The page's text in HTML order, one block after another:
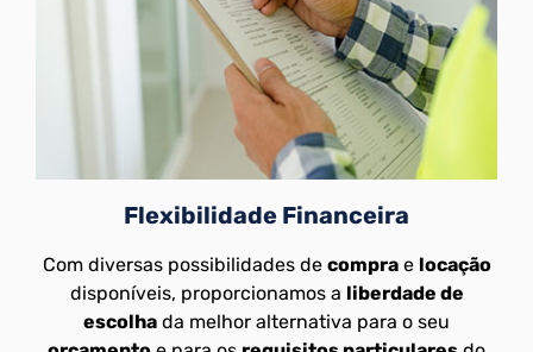
Flexibilidade Financeira
Com diversas possibilidades de comprae locação
disponíveis, proporcionamos a liberdade de
escolha da melhor alternativa para o seu